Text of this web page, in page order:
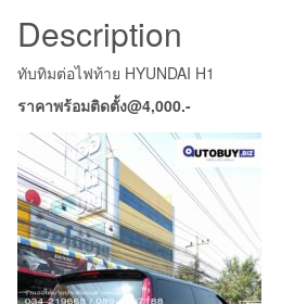
Description
ทับทิมต่อไฟท้าย HYUNDAI H1
ราคาพร้อมติดตั้ง@4,000.-